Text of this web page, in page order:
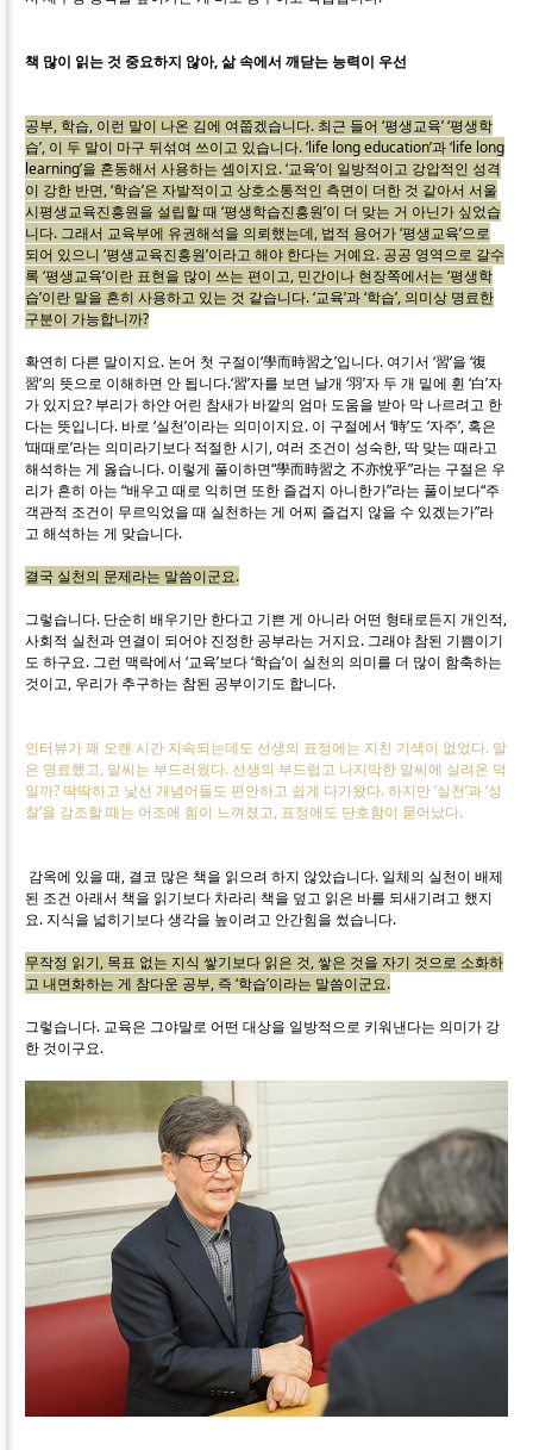
책 많이 읽는 것 중요하지 않아, 삶 속에서 깨닫는 능력이 우선
공부, 학습, 이런 말이 나온 김에 여쭙겠습니다. 최근 들어 ‘평생교육’ ‘평생학
습’, 이 두 말이 마구 뒤섞여 쓰이고 있습니다. ‘life long education’과 ‘life long
learning’을 혼동해서 사용하는 셈이지요. ‘교육’이 일방적이고 강압적인 성격
이 강한 반면, ‘학습’은 자발적이고 상호소통적인 측면이 더한 것 같아서 서울
시평생교육진흥원을 설립할 때 ‘평생학습진흥원’이 더 맞는 거 아닌가 싶었습
니다. 그래서 교육부에 유권해석을 의뢰했는데, 법적 용어가 ‘평생교육’으로
되어 있으니 ‘평생교육진흥원’이라고 해야 한다는 거예요. 공공 영역으로 갈수
록 ‘평생교육’이란 표현을 많이 쓰는 편이고, 민간이나 현장쪽에서는 ‘평생학
습’이란 말을 흔히 사용하고 있는 것 같습니다. ‘교육’과 ‘학습’, 의미상 명료한
구분이 가능합니까?
확연히 다른 말이지요. 논어 첫 구절이‘學而時習之’입니다. 여기서 ‘習’을 ‘復
習’의 뜻으로 이해하면 안 됩니다.‘習’자를 보면 날개 ‘羽’자 두 개 밑에 휜 ‘白’자
가 있지요? 부리가 하얀 어린 참새가 바깥의 엄마 도움을 받아 막 나르려고 한
다는 뜻입니다. 바로 ‘실천’이라는 의미이지요. 이 구절에서 ‘時’도 ‘자주’, 혹은
‘때때로’라는 의미라기보다 적절한 시기, 여러 조건이 성숙한, 딱 맞는 때라고
해석하는 게 옳습니다. 이렇게 풀이하면“學而時習之 不亦悅乎”라는 구절은 우
리가 흔히 아는 “배우고 때로 익히면 또한 즐겁지 아니한가”라는 풀이보다“주
객관적 조건이 무르익었을 때 실천하는 게 어찌 즐겁지 않을 수 있겠는가”라
고 해석하는 게 맞습니다.
결국 실천의 문제라는 말씀이군요.
그렇습니다. 단순히 배우기만 한다고 기쁜 게 아니라 어떤 형태로든지 개인적,
사회적 실천과 연결이 되어야 진정한 공부라는 거지요. 그래야 참된 기쁨이기
도 하구요. 그런 맥락에서 ‘교육’보다 ‘학습’이 실천의 의미를 더 많이 함축하는
것이고, 우리가 추구하는 참된 공부이기도 합니다.
인터뷰가 꽤 오랜 시간 지속되는데도 선생의 표정에는 지친 기색이 없었다. 말
은 명료했고, 말씨는 부드러웠다. 선생의 부드럽고 나지막한 말씨에 실려온 덕
일까? 딱딱하고 낯선 개념어들도 편안하고 쉽게 다가왔다. 하지만 ‘실천’과 ‘성
찰’을 강조할 때는 어조에 힘이 느껴졌고, 표정에도 단호함이 묻어났다.
감옥에 있을 때, 결코 많은 책을 읽으려 하지 않았습니다. 일체의 실천이 배제
된 조건 아래서 책을 읽기보다 차라리 책을 덮고 읽은 바를 되새기려고 했지
요. 지식을 넓히기보다 생각을 높이려고 안간힘을 썼습니다.
무작정 읽기, 목표 없는 지식 쌓기보다 읽은 것, 쌓은 것을 자기 것으로 소화하
고 내면화하는 게 참다운 공부, 즉 ‘학습’이라는 말씀이군요.
그렇습니다. 교육은 그야말로 어떤 대상을 일방적으로 키워낸다는 의미가 강
한 것이구요.